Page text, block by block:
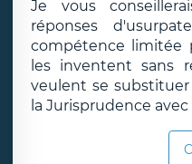
Je vous
réponses
compétence limitée
les inventent sans
veulent se
la Jurisprudence